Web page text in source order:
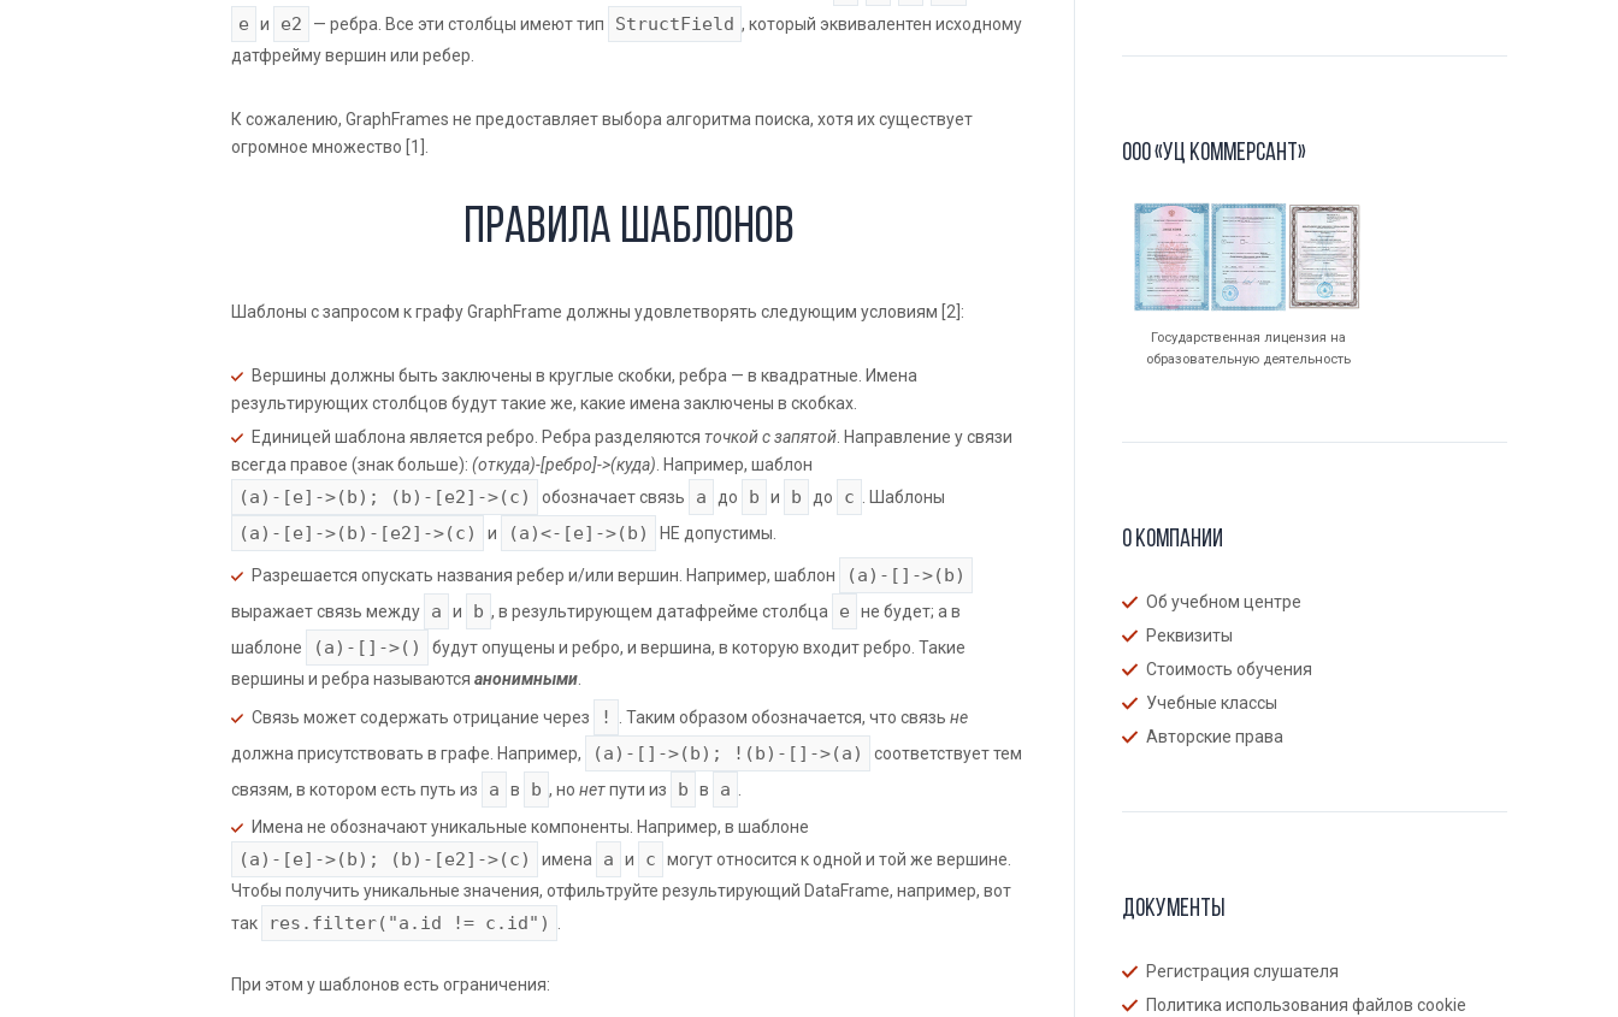
e и e2 — ребра. Все эти столбцы имеют тип StructField , который эквивалентен исходному
датфрейму вершин или ребер.
К сожалению, GraphFrames не предоставляет выбора алгоритма поиска, хотя их существует
огромное множество [1].
Правила шаблонов
Шаблоны с запросом к графу GraphFrame должны удовлетворять следующим условиям [2]:
Вершины должны быть заключены в круглые скобки, ребра — в квадратные. Имена
результирующих столбцов будут такие же, какие имена заключены в скобках.
Единицей шаблона является ребро. Ребра разделяются точкой с запятой . Направление у связи
всегда правое (знак больше): (откуда)-[ребро]->(куда) . Например, шаблон
(a)-[e]->(b); (b)-[e2]->(c) обозначает связь a до b и b до c . Шаблоны
(a)-[e]->(b)-[e2]->(c) и (a)<-[e]->(b) НЕ допустимы.
Разрешается опускать названия ребер и/или вершин. Например, шаблон (a)-[]->(b)
выражает связь между a и b , в результирующем датафрейме столбца e
не будет; а в
шаблоне
(a)-[]->()
будут опущены и ребро, и вершина, в которую входит ребро. Такие
вершины и ребра называются анонимными
Связь может содержать отрицание через
! . Таким образом обозначается, что связь не
должна присутствовать в графе. Например,
(a)-[]->(b); !(b)-[]->(a)
соответствует тем
связям, в котором есть путь из
a в b , но нетпути из b в a
Имена не обозначают уникальные компоненты. Например, в шаблоне
(a)-[e]->(b); (b)-[e2]->(c) имена a и c
могут относится к одной и той же вершине.
Чтобы получить уникальные значения, отфильтруйте результирующий DataFrame, например, вот
так
res.filter("a.id != c.id")
При этом у шаблонов есть ограничения:
ООО «УЦ Коммерсант»
Государственная лицензия на
образовательную деятельность
О компании
Об учебном центре
Реквизиты
Стоимость обучения
Учебные классы
Авторские права
Документы
Регистрация слушателя
Политика использования файлов cookie